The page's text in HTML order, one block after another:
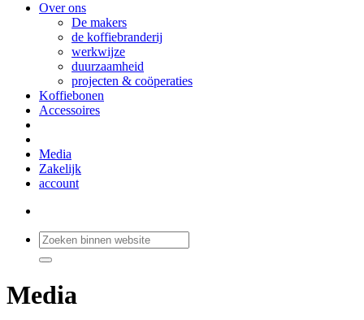
Over ons
De makers
de koffiebranderij
werkwijze
duurzaamheid
projecten & coöperaties
Koffiebonen
Accessoires
Media
Zakelijk
account
Media